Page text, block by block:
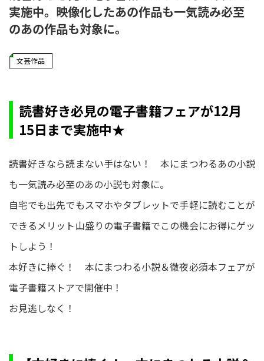
実施中。映像化したあの作品も一気読み必至
のあの作品も対象に。
文芸作品
読書好き必見の電子書籍フェアが12月
15日まで実施中★
読書好きなら読まない手はない！ 本にまつわるあの小説
も一気読み必至のあの小説も対象に。
自宅でも出先でもスマホやタブレットで手軽に読むことが
できるメリット山盛りの電子書籍でこの機会にお得にゲッ
トしよう！
本好きに捧ぐ！ 本にまつわる小説＆徹夜必須本フェアが
電子書籍ストアで開催中！
お見逃しなく！